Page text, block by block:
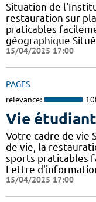
Situation de
restauration sur
praticables
géographique
15/04/2025 17:00
PAGES
relevance:
Vie
Votre cadre de vie
de vie, la
sports praticables
Lettre
15/04/2025 17:00